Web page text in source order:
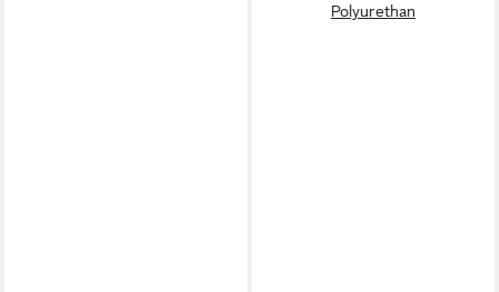
Polyurethan